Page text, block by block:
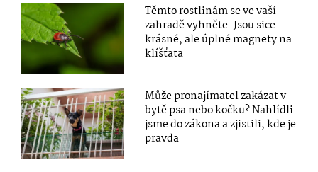
Těmto rostlinám se ve vaší
zahradě vyhněte. Jsou sice
krásné, ale úplné magnety na
klíšťata
Může pronajímatel zakázat v
bytě psa nebo kočku? Nahlídli
jsme do zákona a zjistili, kde je
pravda